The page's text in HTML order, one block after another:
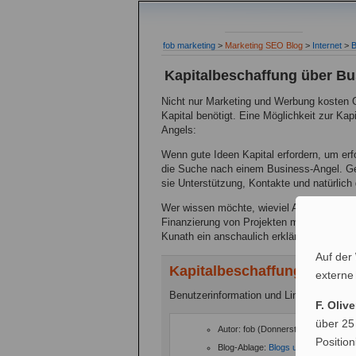
fob marketing > Marketing SEO Blog > Internet >
Kapitalbeschaffung über
Nicht nur Marketing und Werbung kosten
Kapital benötigt. Eine Möglichkeit zur
Angels:
Wenn gute Ideen Kapital erfordern, um
die Suche nach einem Business-Angel.
sie Unterstützung, Kontakte und
Wer wissen möchte, wieviel Anteil ein
Finanzierung von Projekten mit Hilfe von
Kunath ein anschaulich erklärtes
Kapitalbeschaffung über
Benutzerinformation und Links:
Autor: fob (Donnerstag, - 28. Juni
Blog-Ablage: Blogs und Blogging,
Auf der
externe
F.
über